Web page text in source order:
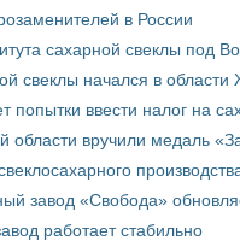
в России
сахарной свеклы под
свеклы начался в области
попытки ввести налог на
области вручили медаль
завод «Свобода»
работает стабильно